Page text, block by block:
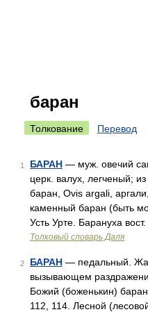
баран
Толкование Перевод
1 БАРАН — муж. овечий
церк. валух, легченый;
баран, Ovis argali,
каменный баран (быть
Усть Урте. Барануха
Толковый словарь Даля
2 БАРАН — педальный.
вызывающем
Божий (боженькин)
112, 114. Лесной